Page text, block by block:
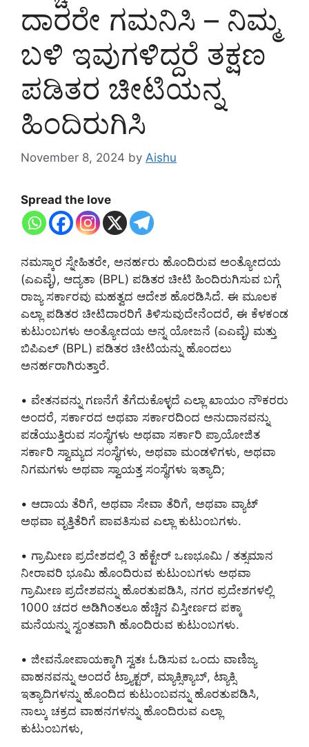
ದಾರರೇ ಗಮನಿಸಿ – ನಿಮ್ಮ
ಬಳಿ ಇವುಗಳಿದ್ದರೆ ತಕ್ಷಣ
ಪಡಿತರ ಚೀಟಿಯನ್ನ
ಹಿಂದಿರುಗಿಸಿ
November 8, 2024 by Aishu
Spread the love
ನಮಸ್ಕಾರ ಸ್ನೇಹಿತರೇ, ಅನರ್ಹರು ಹೊಂದಿರುವ ಅಂತ್ಯೋದಯ
(ಎಎವೈ), ಆದ್ಯತಾ (BPL) ಪಡಿತರ ಚೀಟಿ ಹಿಂದಿರುಗಿಸುವ ಬಗ್ಗೆ
ರಾಜ್ಯ ಸರ್ಕಾರವು ಮಹತ್ವದ ಆದೇಶ ಹೊರಡಿಸಿದೆ. ಈ ಮೂಲಕ
ಎಲ್ಲಾ ಪಡಿತರ ಚೀಟಿದಾರರಿಗೆ ತಿಳಿಸುವುದೇನೆಂದರೆ, ಈ ಕೆಳಕಂಡ
ಕುಟುಂಬಗಳು ಅಂತ್ಯೋದಯ ಅನ್ನ ಯೋಜನೆ (ಎಎವೈ) ಮತ್ತು
ಬಿಪಿಎಲ್ (BPL) ಪಡಿತರ ಚೀಟಿಯನ್ನು ಹೊಂದಲು
ಅನರ್ಹರಾಗಿರುತ್ತಾರೆ.
• ವೇತನವನ್ನು ಗಣನೆಗೆ ತೆಗೆದುಕೊಳ್ಳದೆ ಎಲ್ಲಾ ಖಾಯಂ ನೌಕರರು
ಅಂದರೆ, ಸರ್ಕಾರದ ಅಥವಾ ಸರ್ಕಾರದಿಂದ ಅನುದಾನವನ್ನು
ಪಡೆಯುತ್ತಿರುವ ಸಂಸ್ಥೆಗಳು ಅಥವಾ ಸರ್ಕಾರಿ ಪ್ರಾಯೋಜಿತ
ಸರ್ಕಾರಿ ಸ್ವಾಮ್ಯದ ಸಂಸ್ಥೆಗಳು, ಅಥವಾ ಮಂಡಳಿಗಳು, ಅಥವಾ
ನಿಗಮಗಳು ಅಥವಾ ಸ್ವಾಯತ್ತ ಸಂಸ್ಥೆಗಳು ಇತ್ಯಾದಿ;
• ಆದಾಯ ತೆರಿಗೆ, ಅಥವಾ ಸೇವಾ ತೆರಿಗೆ, ಅಥವಾ ವ್ಯಾಟ್
ಅಥವಾ ವೃತ್ತಿತೆರಿಗೆ ಪಾವತಿಸುವ ಎಲ್ಲಾ ಕುಟುಂಬಗಳು.
• ಗ್ರಾಮೀಣ ಪ್ರದೇಶದಲ್ಲಿ 3 ಹೆಕ್ಟೇರ್ ಒಣಭೂಮಿ / ತತ್ಸಮಾನ
ನೀರಾವರಿ ಭೂಮಿ ಹೊಂದಿರುವ ಕುಟುಂಬಗಳು ಅಥವಾ
ಗ್ರಾಮೀಣ ಪ್ರದೇಶವನ್ನು ಹೊರತುಪಡಿಸಿ, ನಗರ ಪ್ರದೇಶಗಳಲ್ಲಿ
1000 ಚದರ ಅಡಿಗಿಂತಲೂ ಹೆಚ್ಚಿನ ವಿಸ್ತೀರ್ಣದ ಪಕ್ಕಾ
ಮನೆಯನ್ನು ಸ್ವಂತವಾಗಿ ಹೊಂದಿರುವ ಕುಟುಂಬಗಳು.
• ಜೀವನೋಪಾಯಕ್ಕಾಗಿ ಸ್ವತಃ ಓಡಿಸುವ ಒಂದು ವಾಣಿಜ್ಯ
ವಾಹನವನ್ನು ಅಂದರೆ ಟ್ರ್ಯಾಕ್ಟರ್, ಮ್ಯಾಕ್ಸಿಕ್ಯಾಬ್, ಟ್ಯಾಕ್ಸಿ
ಇತ್ಯಾದಿಗಳನ್ನು ಹೊಂದಿದ ಕುಟುಂಬವನ್ನು ಹೊರತುಪಡಿಸಿ,
ನಾಲ್ಕು ಚಕ್ರದ ವಾಹನಗಳನ್ನು ಹೊಂದಿರುವ ಎಲ್ಲಾ
ಕುಟುಂಬಗಳು,